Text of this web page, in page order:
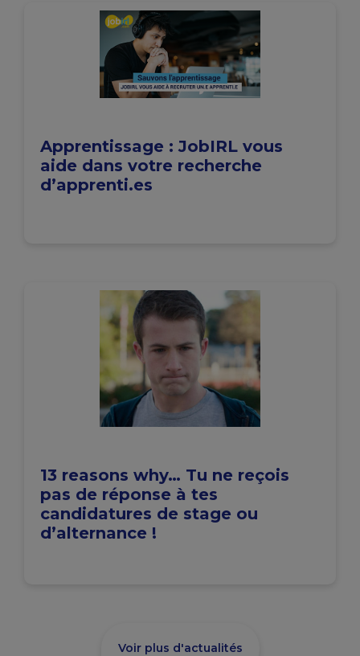
Apprentissage : JobIRL vous
aide dans votre recherche
d’apprenti.es
13 reasons why… Tu ne reçois
pas de réponse à tes
candidatures de stage ou
d’alternance !
Voir plus d'actualités